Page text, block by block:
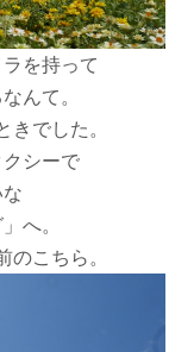
を持って
んて。
きでした。
シーで
へ。
のこちら。